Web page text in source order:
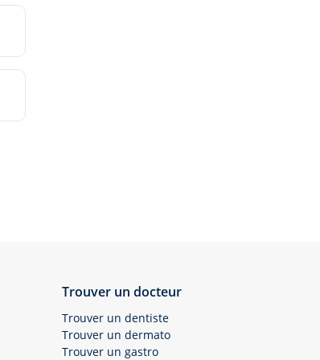
Trouver un docteur
Trouver un dentiste
Trouver un dermato
Trouver un gastro